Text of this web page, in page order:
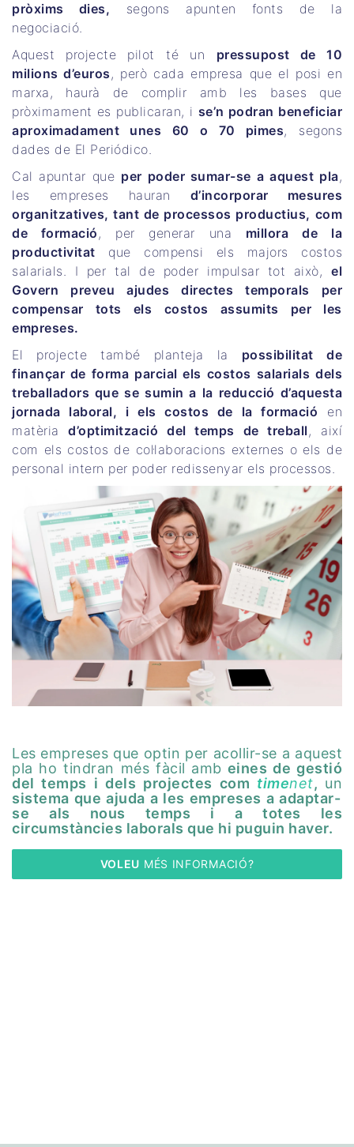
pròxims dies, segons apunten fonts de la
negociació.
Aquest projecte pilot té un pressupost de 10
milions d’euros, però cada empresa que el posi en
marxa, haurà de complir amb les bases que
pròximament es publicaran, i se’n podran beneficiar
aproximadament unes 60 o 70 pimes, segons
dades de El Periódico.
Cal apuntar que per poder sumar-se a aquest pla,
les empreses hauran d’incorporar mesures
organitzatives, tant de processos productius, com
de formació, per generar una millora de la
productivitat que compensi els majors costos
salarials. I per tal de poder impulsar tot això, el
Govern preveu ajudes directes temporals per
compensar tots els costos assumits per les
empreses.
El projecte també planteja la possibilitat de
finançar de forma parcial els costos salarials dels
treballadors que se sumin a la reducció d’aquesta
jornada laboral, i els costos de la formació en
matèriad’optimització del temps de treball, així
com els costos de col·laboracions externes o els de
personal intern per poder redissenyar els processos.
Les empreses que optin per acollir-se a aquest
pla ho tindran més fàcil amb eines de gestió
del temps i dels projectes com timenet, un
sistema que ajuda a les empreses a adaptar-
se als nous temps i a totes les
circumstàncies laborals que hi puguin haver.
VOLEU MÉS INFORMACIÓ?